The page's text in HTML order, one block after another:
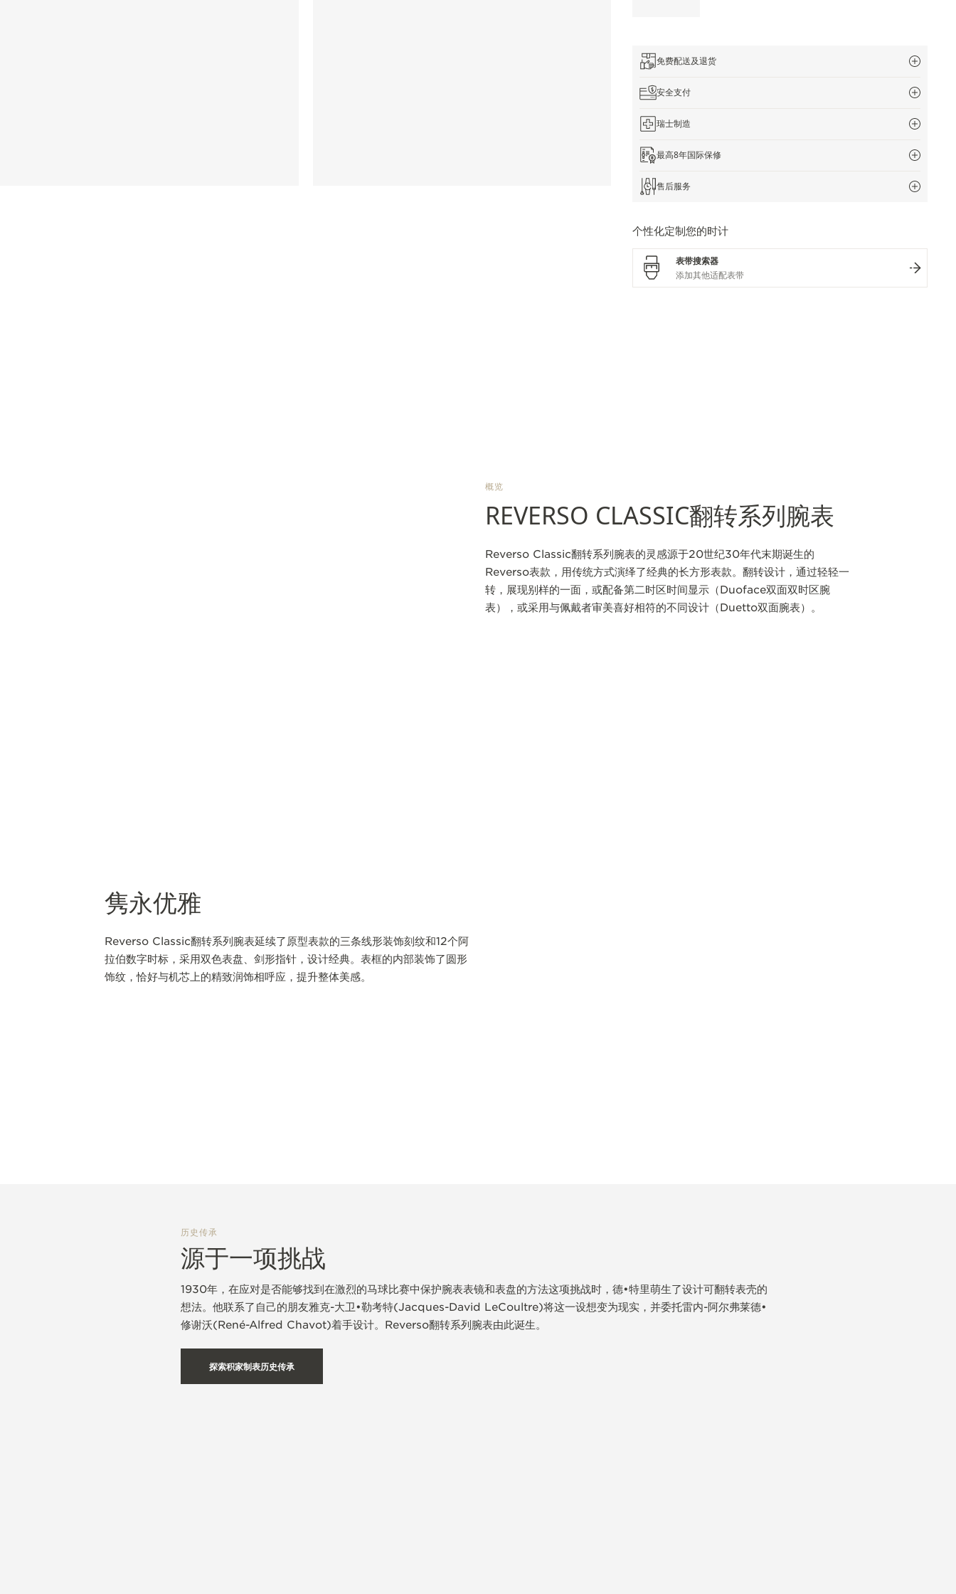
免费配送及退货
安全支付
瑞士制造
最高8年国际保修
售后服务
个性化定制您的时计
表带搜索器
概览
REVERSO CLASSIC翻转系列腕表
Reverso Classic翻转系列腕表的灵感源于20世纪30年代末期诞生的
Reverso表款，用传统方式演绎了经典的长方形表款。翻转设计，通过轻轻一
转，展现别样的一面，或配备第二时区时间显示（Duoface双面双时区腕
表），或采用与佩戴者审美喜好相符的不同设计（Duetto双面腕表）。
隽永优雅
Reverso Classic翻转系列腕表延续了原型表款的三条线形装饰刻纹和12个阿
拉伯数字时标，采用双色表盘、剑形指针，设计经典。表框的内部装饰了圆形
饰纹，恰好与机芯上的精致润饰相呼应，提升整体美感。
历史传承
源于一项挑战
1930年，在应对是否能够找到在激烈的马球比赛中保护腕表表镜和表盘的方法这项挑战时，德•特里萌生了设计可翻转表壳的
想法。他联系了自己的朋友雅克-大卫•勒考特(Jacques-David LeCoultre)将这一设想变为现实，并委托雷内-阿尔弗莱德•
修谢沃(René-Alfred Chavot)着手设计。Reverso翻转系列腕表由此诞生。
探索积家制表历史传承